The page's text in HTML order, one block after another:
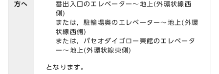
方へ
番出入口のエレベーター～地上(外環状線西
側)
または，駐輪場奥のエレベーター～地上(外環
状線西側)
または，パセオダイゴロー東館のエレベータ
ー～地上(外環状線東側)
となります。